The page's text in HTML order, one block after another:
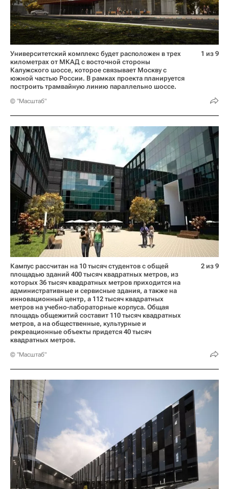
Университетский комплекс будет расположен в трех
километрах от МКАД с восточной стороны
Калужского шоссе, которое связывает Москву с
южной частью России. В рамках проекта планируется
построить трамвайную линию параллельно шоссе.
© "Масштаб"
1 из 9
Кампус рассчитан на 10 тысяч студентов с общей
площадью зданий 400 тысяч квадратных метров, из
которых 36 тысяч квадратных метров приходится на
административные и сервисные здания, а также на
инновационный центр, а 112 тысяч квадратных
метров на учебно-лабораторные корпуса. Общая
площадь общежитий составит 110 тысяч квадратных
метров, а на общественные, культурные и
рекреационные объекты придется 40 тысяч
квадратных метров.
© "Масштаб"
2 из 9